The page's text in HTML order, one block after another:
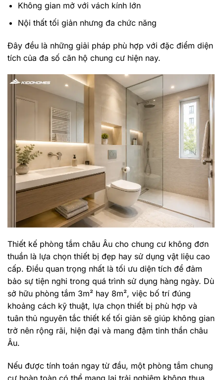
Không gian mở với vách kính lớn
Nội thất tối giản nhưng đa chức năng
Đây đều là những giải pháp phù hợp với đặc điểm diện
tích của đa số căn hộ chung cư hiện nay.
Thiết kế phòng tắm châu Âu cho chung cư không đơn
thuần là lựa chọn thiết bị đẹp hay sử dụng vật liệu cao
cấp. Điều quan trọng nhất là tối ưu diện tích để đảm
bảo sự tiện nghi trong quá trình sử dụng hàng ngày. Dù
sở hữu phòng tắm 3m² hay 8m², việc bố trí đúng
khoảng cách kỹ thuật, lựa chọn thiết bị phù hợp và
tuân thủ nguyên tắc thiết kế tối giản sẽ giúp không gian
trở nên rộng rãi, hiện đại và mang đậm tinh thần châu
Âu.
Nếu được tính toán ngay từ đầu, một phòng tắm chung
cư hoàn toàn có thể mang lại trải nghiệm không thua